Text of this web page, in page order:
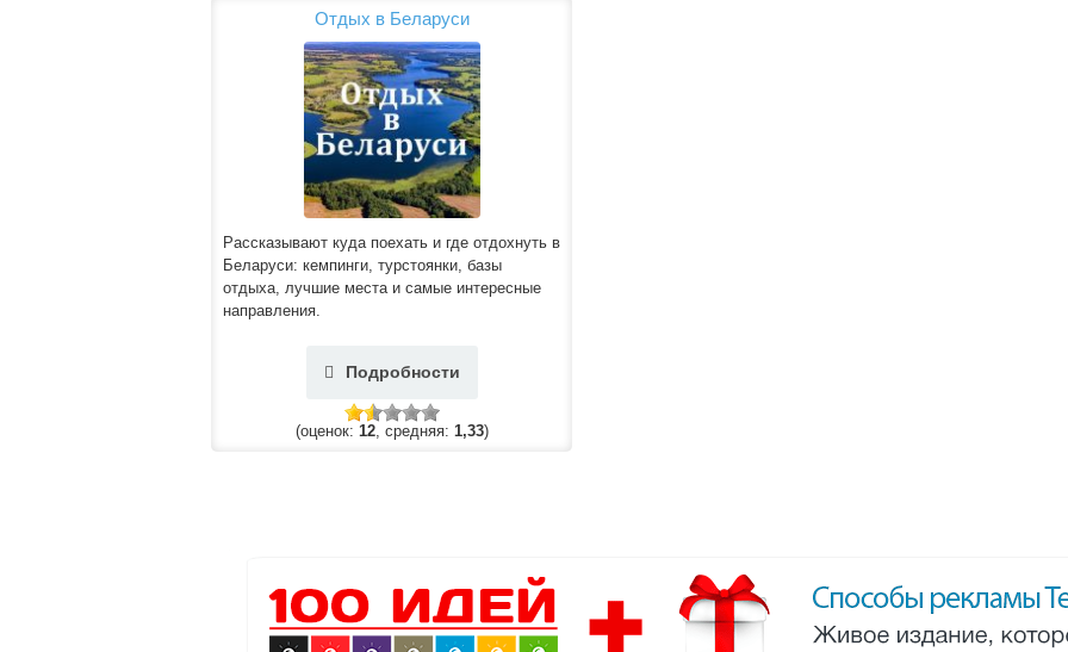
Отдых в Беларуси
Рассказывают куда поехать и где отдохнуть в
Беларуси: кемпинги, турстоянки, базы
отдыха, лучшие места и самые интересные
направления.
Подробности
(оценок: 12, средняя: 1,33)